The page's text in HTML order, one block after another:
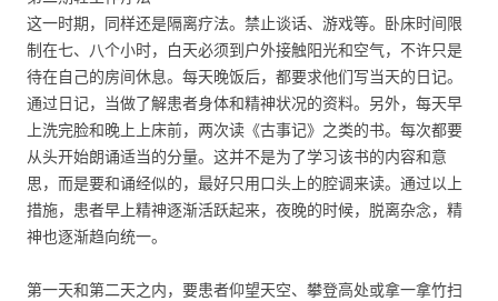
这一时期，同样还是隔离疗法。禁止谈话、游戏等。卧床时间限
制在七、八个小时，白天必须到户外接触阳光和空气，不许只是
待在自己的房间休息。每天晚饭后，都要求他们写当天的日记。
通过日记，当做了解患者身体和精神状况的资料。另外，每天早
上洗完脸和晚上上床前，两次读《古事记》之类的书。每次都要
从头开始朗诵适当的分量。这并不是为了学习该书的内容和意
思，而是要和诵经似的，最好只用口头上的腔调来读。通过以上
措施，患者早上精神逐渐活跃起来，夜晚的时候，脱离杂念，精
神也逐渐趋向统一。
第一天和第二天之内，要患者仰望天空、攀登高处或拿一拿竹扫